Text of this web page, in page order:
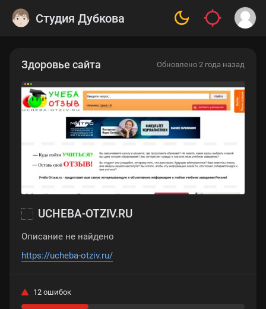
Студия Дубкова
Здоровье сайта Обновлено 2 года назад
UCHEBA-OTZIV.RU
Описание не найдено
https://ucheba-otziv.ru/
12 ошибок